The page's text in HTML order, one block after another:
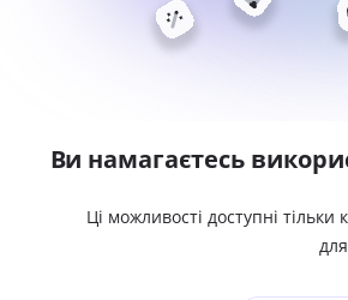
Ви намагаєтесь
Ці можливості доступні